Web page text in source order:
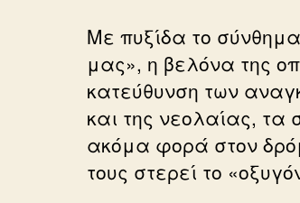
Με πυξίδα το
μας», η βελόνα της
κατεύθυνση των
και της νεολαίας, τα
ακόμα φορά στον
τους στερεί το